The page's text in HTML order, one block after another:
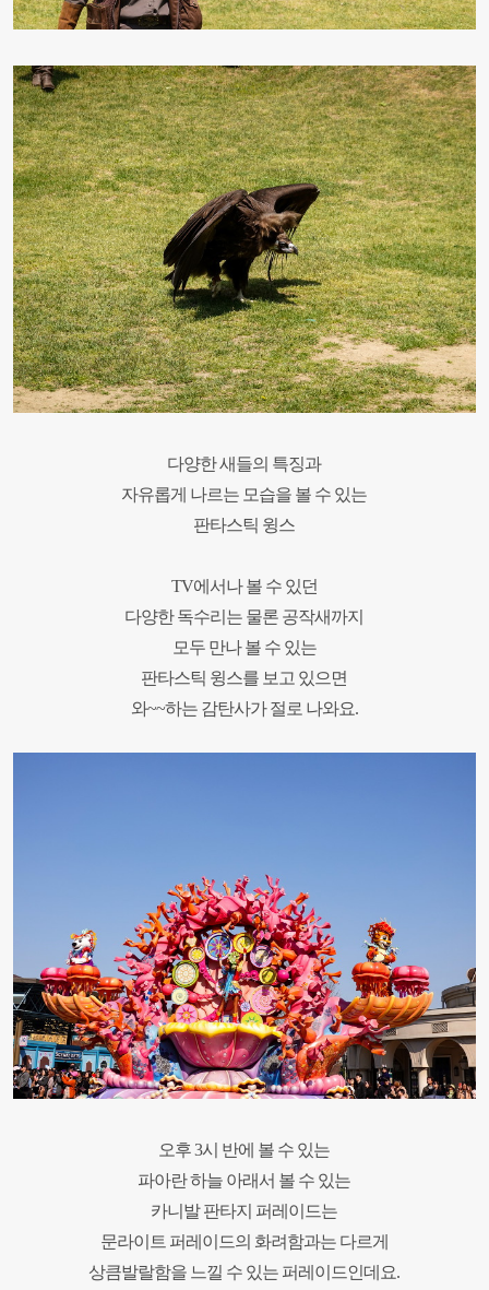
다양한 새들의 특징과
자유롭게 나르는 모습을 볼 수 있는
판타스틱 윙스
TV에서나 볼 수 있던
다양한 독수리는 물론 공작새까지
모두 만나 볼 수 있는
판타스틱 윙스를 보고 있으면
와~~하는 감탄사가 절로 나와요.
오후 3시 반에 볼 수 있는
파아란 하늘 아래서 볼 수 있는
카니발 판타지 퍼레이드는
문라이트 퍼레이드의 화려함과는 다르게
상큼발랄함을 느낄 수 있는 퍼레이드인데요.